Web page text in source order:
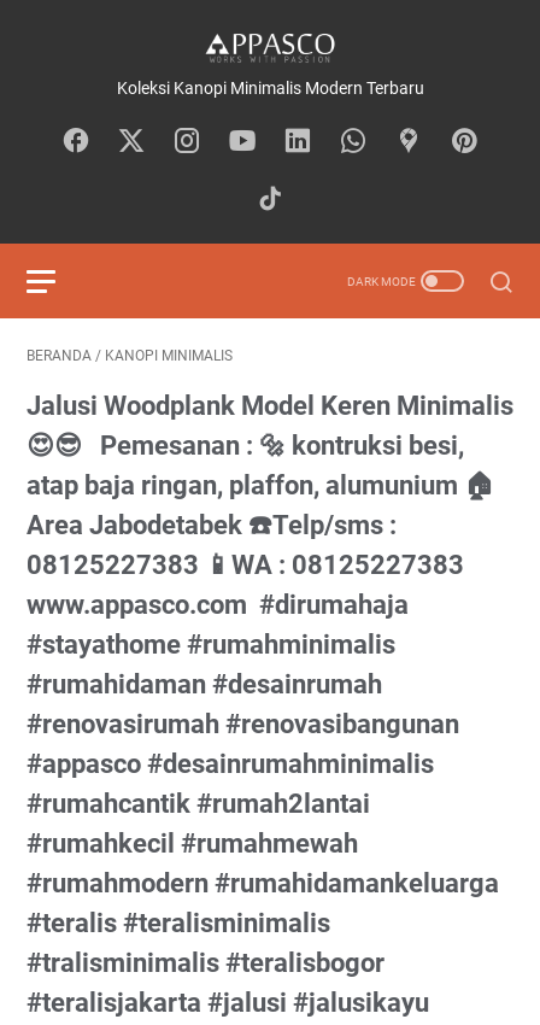
Koleksi Kanopi Minimalis Modern Terbaru
BERANDA / KANOPI MINIMALIS
Jalusi Woodplank Model Keren Minimalis
😍😎⁠ ⁠ ⁠ Pemesanan : 🔩 kontruksi besi,
atap baja ringan, plaffon, alumunium⁠ 🏠
Area Jabodetabek⁠ ☎️Telp/sms :
08125227383⁠ 📱WA : 08125227383⁠
www.appasco.com⁠ ⁠ #dirumahaja⁠
#stayathome⁠ #rumahminimalis⁠
#rumahidaman⁠ #desainrumah⁠
#renovasirumah⁠ #renovasibangunan⁠
#appasco⁠ #desainrumahminimalis⁠
#rumahcantik⁠ #rumah2lantai⁠
#rumahkecil⁠ #rumahmewah⁠
#rumahmodern⁠ #rumahidamankeluarga⁠
#teralis⁠ #teralisminimalis⁠
#tralisminimalis⁠ #teralisbogor⁠
#teralisjakarta⁠ #jalusi⁠ #jalusikayu⁠